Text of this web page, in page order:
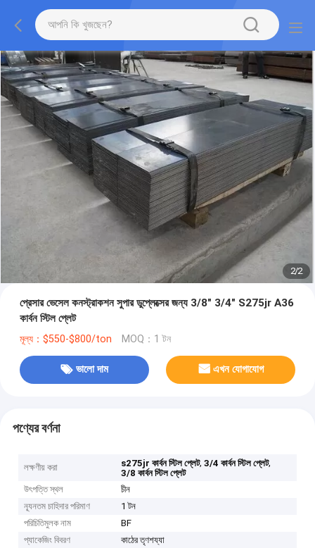
2/2
প্রেসার ভেসেল কনস্ট্রাকশন সুপার ডুপ্লেক্সের জন্য 3/8" 3/4" S275jr A36
কার্বন স্টিল প্লেট
মূল্য：$550-$800/ton MOQ：1 টন
ভালো দাম এখন যোগাযোগ
পণ্যের বর্ণনা
লক্ষণীয় করা s275jr কার্বন স্টিল প্লেট,3/4 কার্বন স্টিল প্লেট,
3/8 কার্বন স্টিল প্লেট
উৎপত্তি স্থল
চীন
ন্যূনতম চাহিদার পরিমাণ
1 টন
পরিচিতিমুলক নাম
BF
প্যাকেজিং বিবরণ
কাঠের তৃণশয্যা